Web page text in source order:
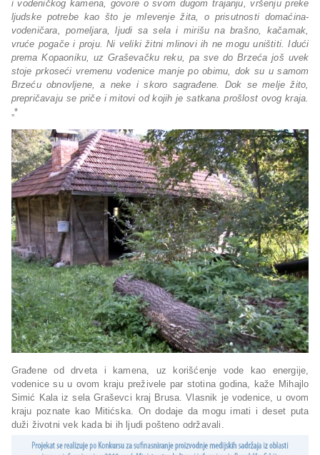
i vodeničkog kamena, govore o svom dugom trajanju, vršenju preke
ljudske potrebe kao što je mlevenje žita, o prisutnosti domaćina-
vodeničara, pomeljara, ljudi sa sela i mirišu na brašno, kačamak,
vruće pogače i proju. Ni veliki žitni mlinovi ih ne mogu uništiti. Idući
prema Kopaoniku, uz Graševačku reku, pa sve do Brzeća još uvek
stoje prkoseći vremenu vodenice manje po obimu, dok su u samom
Brzeću obnovljene, a neke i skoro sagrađene. Dok se melje žito,
prepričavaju se priče i mitovi od kojih je satkana prošlost ovog kraja.
„*
Građene od drveta i kamena, uz korišćenje vode kao energije,
vodenice su u ovom kraju preživele par stotina godina, kaže Mihajlo
Simić Kala iz sela Graševci kraj Brusa. Vlasnik je vodenice, u ovom
kraju poznate kao Mitićska. On dodaje da mogu imati i deset puta
duži životni vek kada bi ih ljudi pošteno održavali.